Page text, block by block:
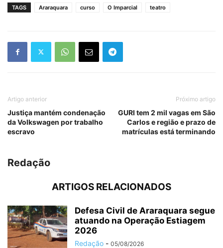
TAGS Araraquara curso O Imparcial teatro
Artigo anterior
Justiça mantém condenação
da Volkswagen por trabalho
escravo
Próximo artigo
GURI tem 2 mil vagas em São
Carlos e região e prazo de
matrículas está terminando
Redação
ARTIGOS RELACIONADOS
Defesa Civil de Araraquara segue
atuando na Operação Estiagem
2026
Redação - 05/08/2026